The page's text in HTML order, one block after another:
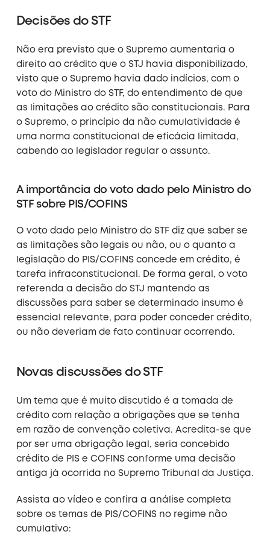
Decisões do STF
Não era previsto que o Supremo aumentaria o
direito ao crédito que o STJ havia disponibilizado,
visto que o Supremo havia dado indícios, com o
voto do Ministro do STF, do entendimento de que
as limitações ao crédito são constitucionais. Para
o Supremo, o princípio da não cumulatividade é
uma norma constitucional de eficácia limitada,
cabendo ao legislador regular o assunto.
A importância do voto dado pelo Ministro do
STF sobre PIS/COFINS
O voto dado pelo Ministro do STF diz que saber se
as limitações são legais ou não, ou o quanto a
legislação do PIS/COFINS concede em crédito, é
tarefa infraconstitucional. De forma geral, o voto
referenda a decisão do STJ mantendo as
discussões para saber se determinado insumo é
essencial relevante, para poder conceder crédito,
ou não deveriam de fato continuar ocorrendo.
Novas discussões do STF
Um tema que é muito discutido é a tomada de
crédito com relação a obrigações que se tenha
em razão de convenção coletiva. Acredita-se que
por ser uma obrigação legal, seria concebido
crédito de PIS e COFINS conforme uma decisão
antiga já ocorrida no Supremo Tribunal da Justiça.
Assista ao vídeo e confira a análise completa
sobre os temas de PIS/COFINS no regime não
cumulativo: